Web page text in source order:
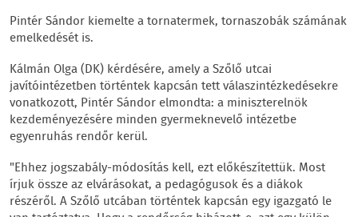
Pintér Sándor kiemelte a tornatermek, tornaszobák számának
emelkedését is.
Kálmán Olga (DK) kérdésére, amely a Szőlő utcai
javítóintézetben történtek kapcsán tett válaszintézkedésekre
vonatkozott, Pintér Sándor elmondta: a miniszterelnök
kezdeményezésére minden gyermeknevelő intézetbe
egyenruhás rendőr kerül.
"Ehhez jogszabály-módosítás kell, ezt előkészítettük. Most
írjuk össze az elvárásokat, a pedagógusok és a diákok
részéről. A Szőlő utcában történtek kapcsán egy igazgató le